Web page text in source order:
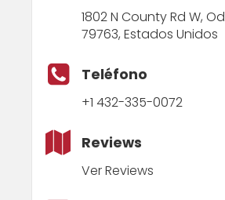
1802 N County Rd W,
79763, Estados Unidos
Teléfono
+1 432-335-0072
Reviews
Ver Reviews